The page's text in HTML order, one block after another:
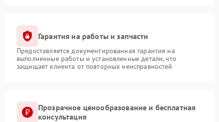
Гарантия на работы и запчасти
Предоставляется документированная гарантия на
выполненные работы и установленные детали, что
защищает клиента от повторных неисправностей
Прозрачное ценообразование и бесплатная
консультация